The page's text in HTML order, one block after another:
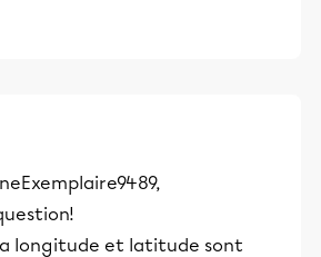
longitude et latitude sont